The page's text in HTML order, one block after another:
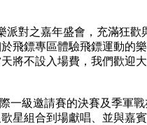
對之嘉年盛會，充滿狂
飛鏢專區體驗飛鏢運動的
不設入場費，我們歡迎
一級邀請賽的決賽及季軍
星組合到場獻唱、並與嘉